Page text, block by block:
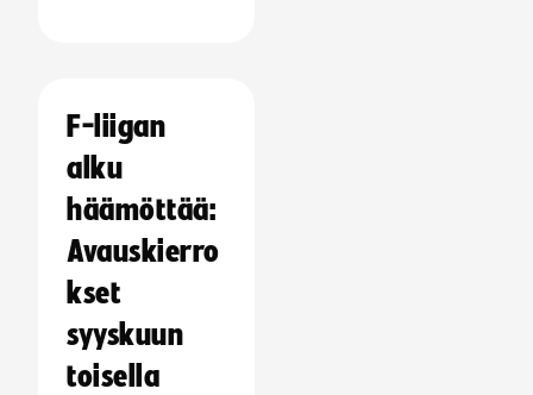
F-liigan
alku
häämöttää:
Avauskierro
kset
syyskuun
toisella